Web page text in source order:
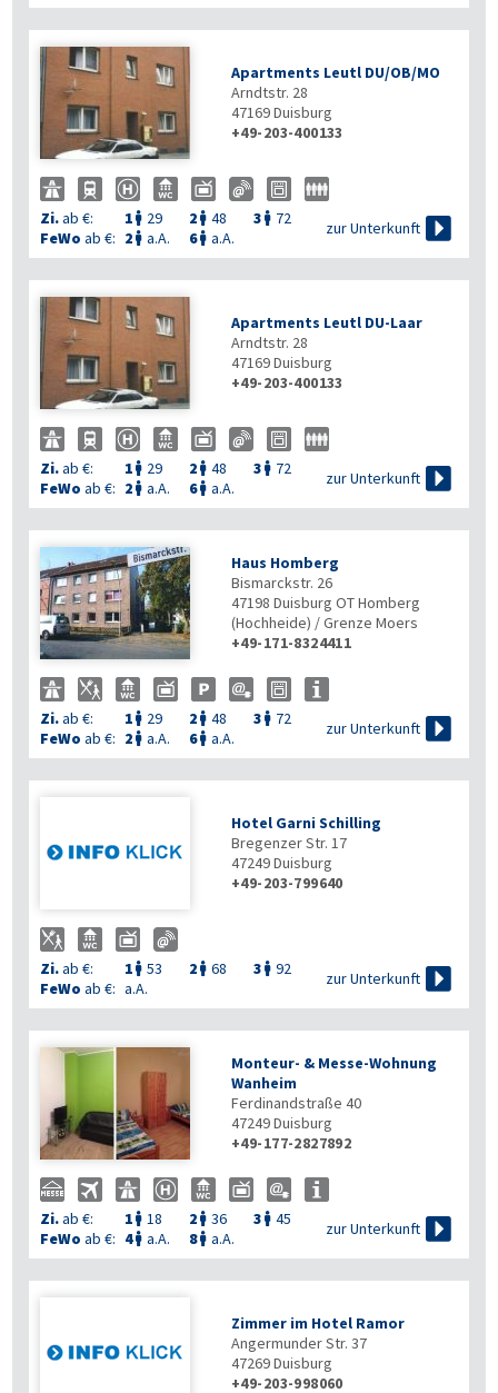
Apartments Leutl DU/OB/MO
Arndtstr. 28
47169Duisburg
+49-203-400133
Zi.ab €: 1  29 2  48 3  72
FeWo ab €: 2  a.A. 6 a.A.
zur Unterkunft 
Apartments Leutl DU-Laar
Arndtstr. 28
47169Duisburg
+49-203-400133
Zi.ab €: 1  29 2  48 3  72
FeWo ab €: 2  a.A. 6 a.A.
zur Unterkunft 
Haus Homberg
Bismarckstr. 26
47198 Duisburg OT Homberg
(Hochheide) / Grenze Moers
+49-171-8324411
Zi.ab €: 1  29 2  48 3  72
FeWo ab €: 2  a.A. 6 a.A.
zur Unterkunft 
Hotel Garni Schilling
Bregenzer Str. 17
47249Duisburg
+49-203-799640
Zi.ab €: 1  53 2  68 3  92
FeWo ab €: a.A.
zur Unterkunft 
Monteur- & Messe-Wohnung
Wanheim
Ferdinandstraße 40
47249Duisburg
+49-177-2827892
Zi.ab €: 1  18 2  36 3  45
FeWo ab €: 4 a.A. 8 a.A.
zur Unterkunft 
Zimmer im Hotel Ramor
Angermunder Str. 37
47269Duisburg
+49-203-998060